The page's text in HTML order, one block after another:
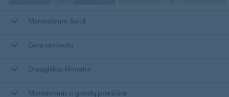
Marmoleum Solid
Gera savijauta
Draugiškas klimatui
Montavimas ir grindų priežiūra